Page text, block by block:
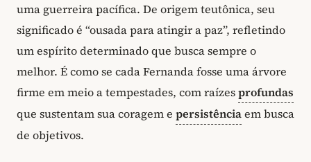
uma guerreira pacífica. De origem teutônica, seu
significado é “ousada para atingir a paz”, refletindo
um espírito determinado que busca sempre o
melhor. É como se cada Fernanda fosse uma árvore
firme em meio a tempestades, com raízesprofundas
que sustentam sua coragem e persistênciaem busca
de objetivos.